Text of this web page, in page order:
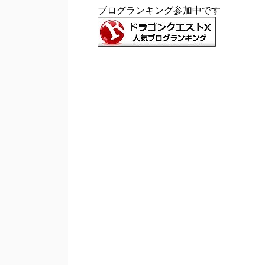
ブログランキング参加中です